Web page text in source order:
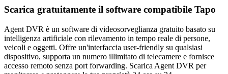
Scarica gratuitamente il software compatibile Tapo
Agent DVR è un software di videosorveglianza gratuito basato su
intelligenza artificiale con rilevamento in tempo reale di persone,
veicoli e oggetti. Offre un'interfaccia user-friendly su qualsiasi
dispositivo, supporta un numero illimitato di telecamere e fornisce
accesso remoto senza port forwarding. Scarica Agent DVR per